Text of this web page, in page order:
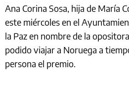
Ana Corina Sosa, hija de María
este miércoles en el
la Paz en nombre de la
podido viajar a Noruega a
persona el premio.